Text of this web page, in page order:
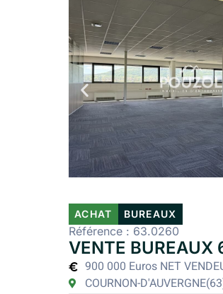
ACHAT BUREAUX
Référence : 63.0260
VENTE BUREAUX
900 000 Euros NET
COURNON-D'AUVERGNE